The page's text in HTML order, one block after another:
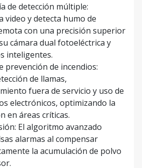
de detección múltiple:
video y detecta humo de
con una precisión superior
cámara dual fotoeléctrica y
inteligentes.
prevención de incendios:
de llamas,
fuera de servicio y uso de
electrónicos, optimizando la
en áreas críticas.
El algoritmo avanzado
alarmas al compensar
la acumulación de polvo